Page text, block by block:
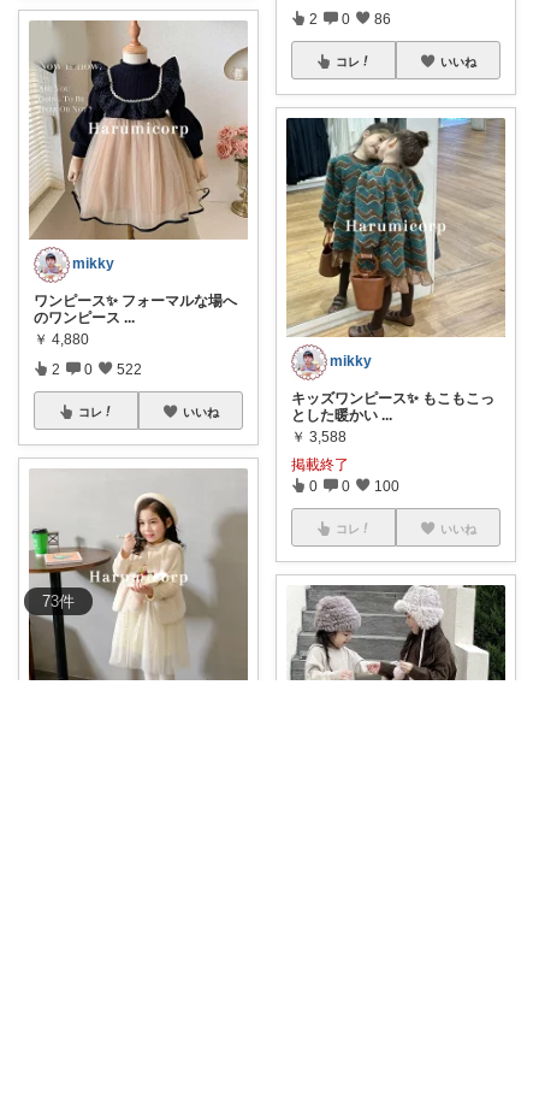
73件
mikky
ワンピース✨ フォーマルな場へ
のワンピース ...
￥ 4,880
2 0 522
コレ いいね
2 0 86
コレ いいね
mikky
キッズワンピース✨ もこもこっ
とした暖かい ...
￥ 3,588
掲載終了
0 0 100
コレ いいね